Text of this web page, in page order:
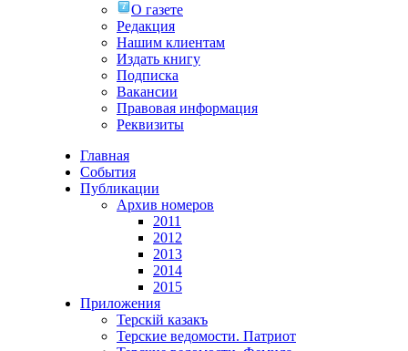
О газете
Редакция
Нашим клиентам
Издать книгу
Подписка
Вакансии
Правовая информация
Реквизиты
Главная
События
Публикации
Архив номеров
2011
2012
2013
2014
2015
Приложения
Терскiй казакъ
Терские ведомости. Патриот